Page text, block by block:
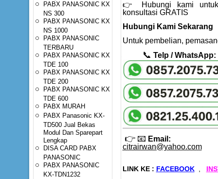
PABX PANASONIC KX
NS 300
PABX PANASONIC KX
NS 1000
PABX PANASONIC
TERBARU
PABX PANASONIC KX
TDE 100
PABX PANASONIC KX
TDE 200
PABX PANASONIC KX
TDE 600
PABX MURAH
PABX Panasonic KX-
TD500 Jual Bekas
Modul Dan Sparepart
Lengkap
DISA CARD PABX
PANASONIC
PABX PANASONIC
KX-TDN1232
👉 Hubungi kami
konsultasi GRATIS
Hubungi Kami Sekarang
Untuk pembelian,
📞 Telp / WhatsApp:
👉 📧 Email:
citrairwan@yahoo.com
LINK KE : FACEBOOK,